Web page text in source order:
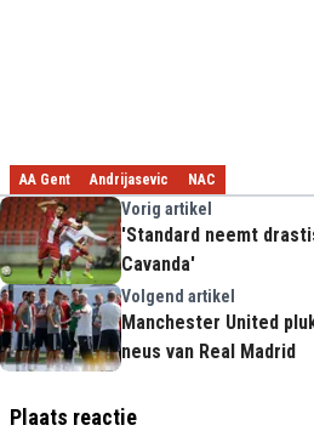
AA Gent Andrijasevic NAC
Vorig artikel
'Standard neemt
Cavanda'
Volgend artikel
Manchester United
neus van Real Madrid
Plaats reactie